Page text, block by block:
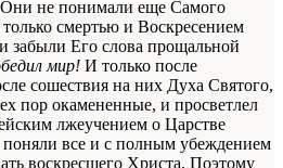
не понимали еще Самого
смертью и Воскресением
забыли Его слова прощальной
мир! И только после
сошествия на них Духа Святого,
пор окамененные, и просветлел
лжеучением о Царстве
все и с полным убеждением
воскресшего Христа. Поэтому